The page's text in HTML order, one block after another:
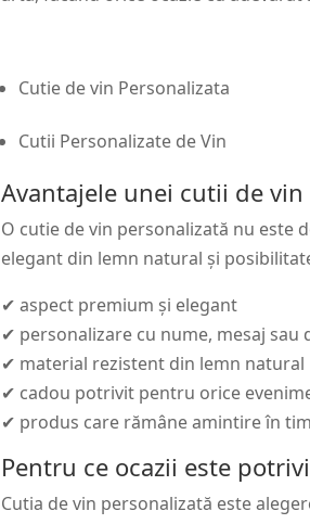
Cutie de vin Personalizata
Cutii Personalizate de Vin
Avantajele unei cutii de
O cutie de vin personalizată nu este
elegant din lemn natural și
✔ aspect premium și elegant
✔ personalizare cu nume, mesaj sau
✔ material rezistent din lemn natural
✔ cadou potrivit pentru orice
✔ produs care rămâne amintire în
Pentru ce ocazii este
Cutia de vin personalizată este